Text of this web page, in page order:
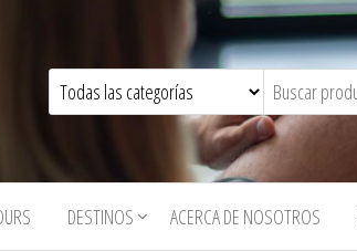
DESTINOS ACERCA DE NOSOTROS